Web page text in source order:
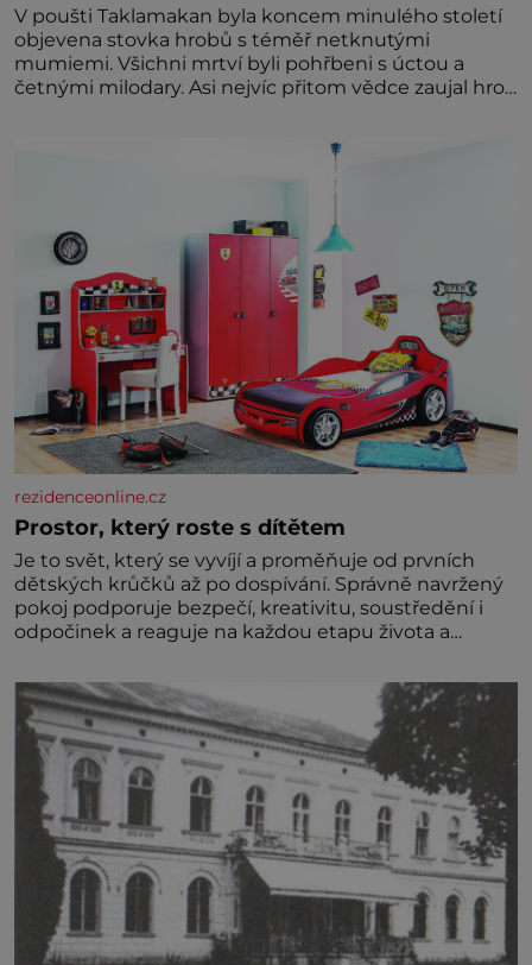
V poušti Taklamakan byla koncem minulého století
objevena stovka hrobů s téměř netknutými
mumiemi. Všichni mrtví byli pohřbeni s úctou a
četnými milodary. Asi nejvíc přitom vědce zaujal hrob
dávných lidí nesmírně dobře zachovalá, přičítají
odborníci zdejším klimatickým podmínkám. Sucho,
rezidenceonline.cz
Prostor, který roste s dítětem
Je to svět, který se vyvíjí a proměňuje od prvních
dětských krůčků až po dospívání. Správně navržený
pokoj podporuje bezpečí, kreativitu, soustředění i
odpočinek a reaguje na každou etapu života a
jednoduchost, měkkost a bezpečí, proto by pokoj
miminka měl působit především klidně a útulně.
Předškolní věk je